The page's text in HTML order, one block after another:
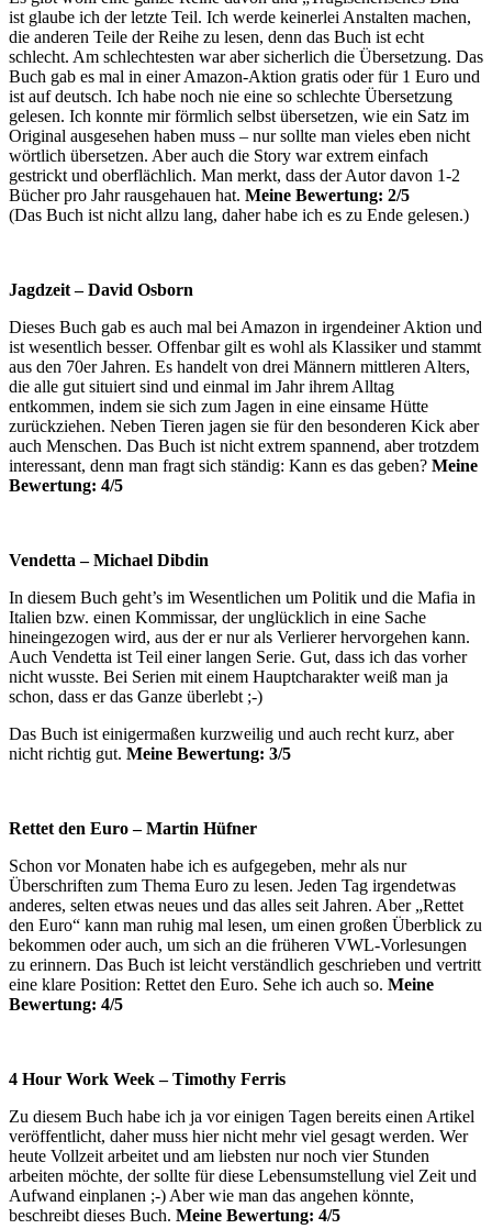
ist glaube ich der letzte Teil. Ich werde keinerlei Anstalten machen,
die anderen Teile der Reihe zu lesen, denn das Buch ist echt
schlecht. Am schlechtesten war aber sicherlich die Übersetzung. Das
Buch gab es mal in einer Amazon-Aktion gratis oder für 1 Euro und
ist auf deutsch. Ich habe noch nie eine so schlechte Übersetzung
gelesen. Ich konnte mir förmlich selbst übersetzen, wie ein Satz im
Original ausgesehen haben muss – nur sollte man vieles eben nicht
wörtlich übersetzen. Aber auch die Story war extrem einfach
gestrickt und oberflächlich. Man merkt, dass der Autor davon 1-2
Bücher pro Jahr rausgehauen hat. Meine Bewertung: 2/5
(Das Buch ist nicht allzu lang, daher habe ich es zu Ende gelesen.)
Jagdzeit – David Osborn
Dieses Buch gab es auch mal bei Amazon in irgendeiner Aktion und
ist wesentlich besser. Offenbar gilt es wohl als Klassiker und stammt
aus den 70er Jahren. Es handelt von drei Männern mittleren Alters,
die alle gut situiert sind und einmal im Jahr ihrem Alltag
entkommen, indem sie sich zum Jagen in eine einsame Hütte
zurückziehen. Neben Tieren jagen sie für den besonderen Kick aber
auch Menschen. Das Buch ist nicht extrem spannend, aber trotzdem
interessant, denn man fragt sich ständig: Kann es das geben? Meine
Bewertung: 4/5
Vendetta – Michael Dibdin
In diesem Buch geht’s im Wesentlichen um Politik und die Mafia in
Italien bzw. einen Kommissar, der unglücklich in eine Sache
hineingezogen wird, aus der er nur als Verlierer hervorgehen kann.
Auch Vendetta ist Teil einer langen Serie. Gut, dass ich das vorher
nicht wusste. Bei Serien mit einem Hauptcharakter weiß man ja
schon, dass er das Ganze überlebt ;-)
Das Buch ist einigermaßen kurzweilig und auch recht kurz, aber
nicht richtig gut. Meine Bewertung: 3/5
Rettet den Euro – Martin Hüfner
Schon vor Monaten habe ich es aufgegeben, mehr als nur
Überschriften zum Thema Euro zu lesen. Jeden Tag irgendetwas
anderes, selten etwas neues und das alles seit Jahren. Aber „Rettet
den Euro“ kann man ruhig mal lesen, um einen großen Überblick zu
bekommen oder auch, um sich an die früheren VWL-Vorlesungen
zu erinnern. Das Buch ist leicht verständlich geschrieben und vertritt
eine klare Position: Rettet den Euro. Sehe ich auch so. Meine
Bewertung: 4/5
4 Hour Work Week – Timothy Ferris
Zu diesem Buch habe ich ja vor einigen Tagen bereits einen Artikel
veröffentlicht, daher muss hier nicht mehr viel gesagt werden. Wer
heute Vollzeit arbeitet und am liebsten nur noch vier Stunden
arbeiten möchte, der sollte für diese Lebensumstellung viel Zeit und
Aufwand einplanen ;-) Aber wie man das angehen könnte,
beschreibt dieses Buch. Meine Bewertung: 4/5